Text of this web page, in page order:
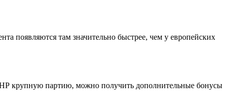
появляются там значительно быстрее, чем у европейских
крупную партию, можно получить дополнительные бонусы